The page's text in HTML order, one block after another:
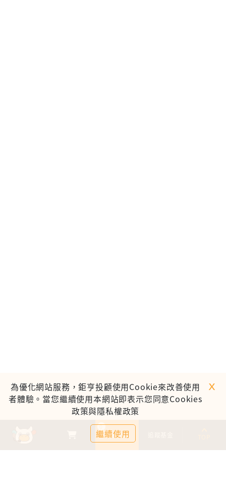
基金比較
0
為優化網站服務，鉅亨投顧使用Cookie來改善使用
者體驗。當您繼續使用本網站即表示您同意Cookies
政策與隱私權政策
繼續使用
ｘ